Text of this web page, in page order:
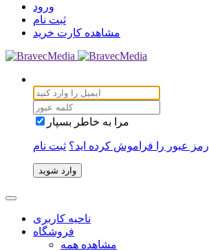
ورود
ثبت نام
مشاهده کارت خرید
مرا به خاطر بسپار
رمز عبور را فراموش کرده اید؟ ثبت نام
وارد شوید
ناحیه کاربری
فروشگاه
مشاهده همه